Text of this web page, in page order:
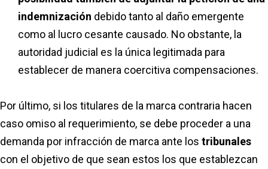
indemnización debido tanto al daño emergente
como al lucro cesante causado. No obstante, la
autoridad judicial es la única legitimada para
establecer de manera coercitiva compensaciones.
Por último, si los titulares de la marca contraria hacen
caso omiso al requerimiento, se debe proceder a una
demanda por infracción de marca ante los tribunales
con el objetivo de que sean estos los que establezcan